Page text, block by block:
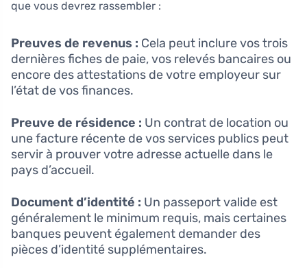
que vous devrez rassembler :
Preuves de revenus : Cela peut inclure vos trois
dernières fiches de paie, vos relevés bancaires ou
encore des attestations de votre employeur sur
l’état de vos finances.
Preuve de résidence : Un contrat de location ou
une facture récente de vos services publics peut
servir à prouver votre adresse actuelle dans le
pays d’accueil.
Document d’identité : Un passeport valide est
généralement le minimum requis, mais certaines
banques peuvent également demander des
pièces d’identité supplémentaires.